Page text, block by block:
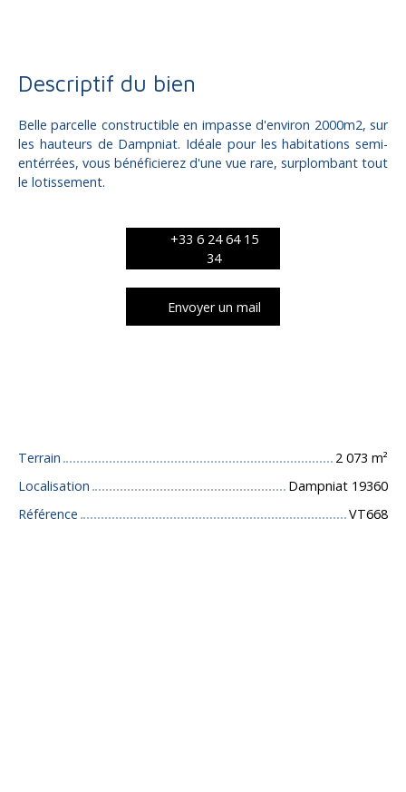
Descriptif du bien
Belle parcelle constructible en impasse d'environ 2000m2, sur
les hauteurs de Dampniat. Idéale pour les habitations semi-
entérrées, vous bénéficierez d'une vue rare, surplombant tout
le lotissement.
+33 6 24 64 15
34
Envoyer un mail
Terrain 2 073 m²
Localisation
Dampniat 19360
Référence
VT668